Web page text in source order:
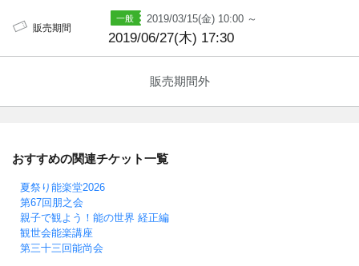
販売期間
2019/03/15(金) 10:00 ～
2019/06/27(木) 17:30
販売期間外
おすすめの関連チケット一覧
夏祭り能楽堂2026
第67回朋之会
親子で観よう！能の世界 経正編
観世会能楽講座
第三十三回能尚会